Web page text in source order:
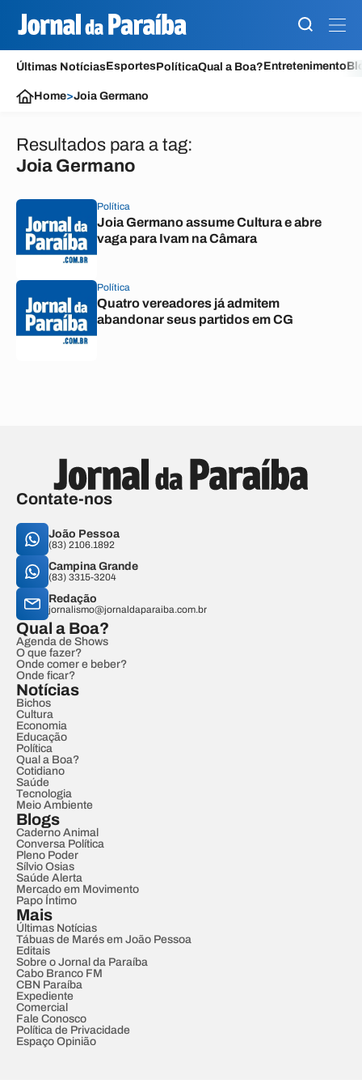
Últimas NotíciasEsportesPolíticaQual a Boa?Entretenimento
Home>Joia Germano
Resultados para a tag:
Joia Germano
Política
Joia Germano assume Cultura e abre
vaga para Ivam na Câmara
Política
Quatro vereadores já admitem
abandonar seus partidos em CG
Contate-nos
João Pessoa
(83) 2106.1892
Campina Grande
(83) 3315-3204
Redação
jornalismo@jornaldaparaiba.com.br
Qual a Boa?
Agenda de Shows
O que fazer?
Onde comer e beber?
Onde ficar?
Notícias
Bichos
Cultura
Economia
Educação
Política
Qual a Boa?
Cotidiano
Saúde
Tecnologia
Meio Ambiente
Blogs
Caderno Animal
Conversa Política
Pleno Poder
Sílvio Osias
Saúde Alerta
Mercado em Movimento
Papo Íntimo
Mais
Últimas Notícias
Tábuas de Marés em João Pessoa
Editais
Sobre o Jornal da Paraíba
Cabo Branco FM
CBN Paraíba
Expediente
Comercial
Fale Conosco
Política de Privacidade
Espaço Opinião